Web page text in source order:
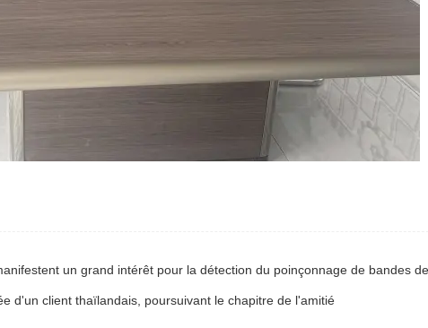
d'un client thaïlandais, poursuivant le chapitre de l'amitié